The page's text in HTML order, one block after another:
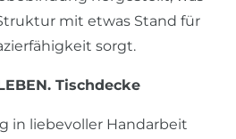
mit etwas Stand für
sorgt.
Tischdecke
in liebevoller Handarbeit